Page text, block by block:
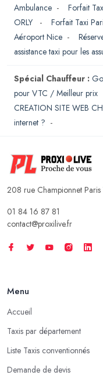
Ambulance - Forfait
ORLY
- Forfait Taxi
Aéroport Nice -
assistance taxi pour les
Spécial Chauffeur :
pour VTC / Meilleur prix
CREATION SITE WEB
internet ? -
208 rue Championnet
01 84 16 87 81
contact@proxilive.fr
Menu
Accueil
Taxis par département
Liste Taxis conventionnés
Demande de devis